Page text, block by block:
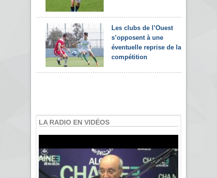
Les clubs de l’Ouest
s’opposent à une
éventuelle reprise de la
compétition
LA RADIO EN VIDÉOS